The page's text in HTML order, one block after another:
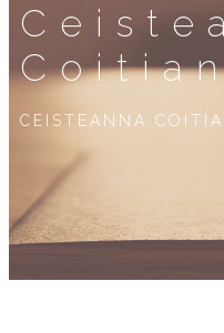
CEISTEANNA